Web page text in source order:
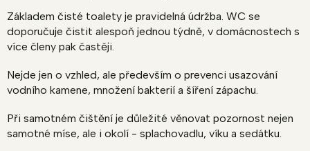
Základem čisté toalety je pravidelná údržba. WC se
doporučuje čistit alespoň jednou týdně, v domácnostech s
více členy pak častěji.
Nejde jen o vzhled, ale především o prevenci usazování
vodního kamene, množení bakterií a šíření zápachu.
Při samotném čištění je důležité věnovat pozornost nejen
samotné míse, ale i okolí - splachovadlu, víku a sedátku.